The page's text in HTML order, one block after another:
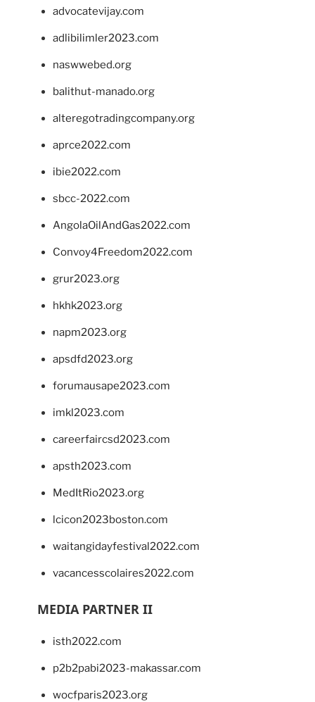
advocatevijay.com
adlibilimler2023.com
naswwebed.org
balithut-manado.org
alteregotradingcompany.org
aprce2022.com
ibie2022.com
sbcc-2022.com
AngolaOilAndGas2022.com
Convoy4Freedom2022.com
grur2023.org
hkhk2023.org
napm2023.org
apsdfd2023.org
forumausape2023.com
imkl2023.com
careerfaircsd2023.com
apsth2023.com
MedItRio2023.org
lcicon2023boston.com
waitangidayfestival2022.com
vacancesscolaires2022.com
MEDIA PARTNER II
isth2022.com
p2b2pabi2023-makassar.com
wocfparis2023.org